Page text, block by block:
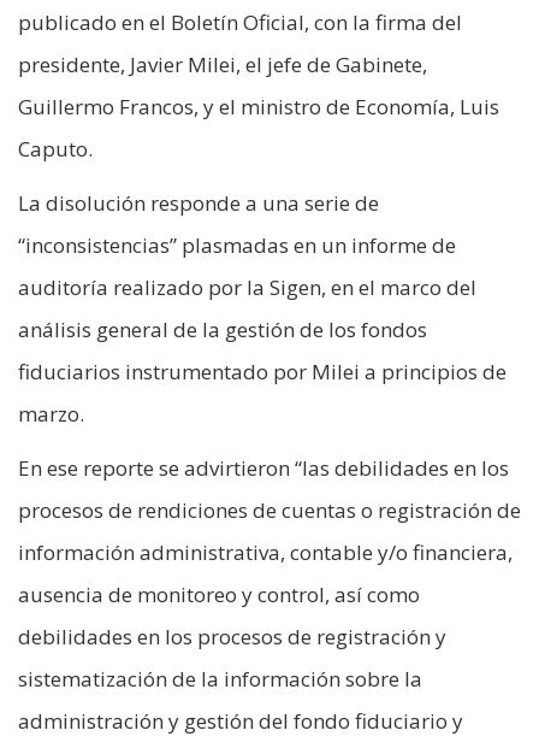
publicado en el Boletín Oficial, con la firma del
presidente, Javier Milei, el jefe de Gabinete,
Guillermo Francos, y el ministro de Economía, Luis
Caputo.
La disolución responde a una serie de
“inconsistencias” plasmadas en un informe de
auditoría realizado por la Sigen, en el marco del
análisis general de la gestión de los fondos
fiduciarios instrumentado por Milei a principios de
marzo.
En ese reporte se advirtieron “las debilidades en los
procesos de rendiciones de cuentas o registración de
información administrativa, contable y/o financiera,
ausencia de monitoreo y control, así como
debilidades en los procesos de registración y
sistematización de la información sobre la
administración y gestión del fondo fiduciario y